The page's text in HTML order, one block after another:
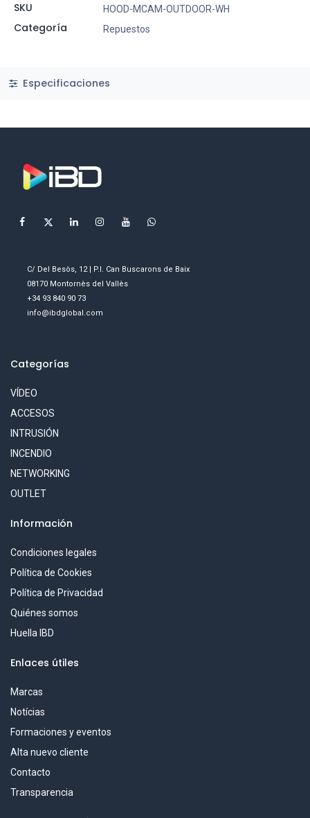
SKU HOOD-MCAM-OUTDOOR-WH
Categoría Repuestos
Especificaciones
C/ Del Besòs, 12 | P.I. Can Buscarons de Baix
08170 Montornès del Vallès
+34 93 840 90 73
info@ibdglobal.com
Categorías
VÍDEO
ACCESOS
INTRUSIÓN
INCENDIO
NETWORKING
OUTLET
Información
Condiciones legales
Política de Cookies
Política de Privacidad
Quiénes somos
Huella IBD
Enlaces útiles
Marcas
Notícias
Formaciones y eventos
Alta nuevo cliente
Contacto
Transparencia